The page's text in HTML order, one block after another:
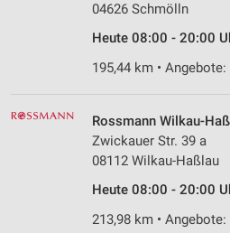
04626 Schmölln
Heute 08:00 - 20:00
195,44 km •
Rossmann Wilkau-
Zwickauer Str. 39 a
08112 Wilkau-Haßlau
Heute 08:00 - 20:00
213,98 km •
Erstellung von Profilen zur
von Inhalten
Messung der Werbeleistung
Messung der Performance von
Kombinationen von Daten aus